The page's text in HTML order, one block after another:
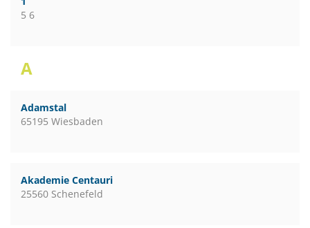
5 6
A
Adamstal
65195 Wiesbaden
Akademie Centauri
25560 Schenefeld